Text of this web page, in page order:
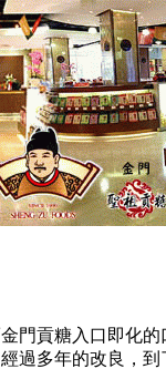
門貢糖入口即化的
過多年的改良，到